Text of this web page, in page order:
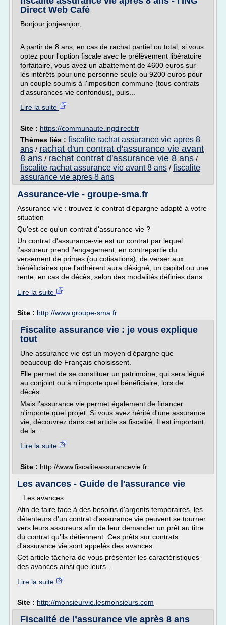
Direct Web Café
Bonjour jonjeanjon,
A partir de 8 ans, en cas de rachat partiel ou total, si vous
optez pour l'option fiscale avec le prélèvement libératoire
forfaitaire, vous avez un abattement de 4600 euros sur
les intérêts pour une personne seule ou 9200 euros pour
un couple soumis à l'imposition commune (tous contrats
d'assurances-vie confondus), puis...
Lire la suite
Site : https://communaute.ingdirect.fr
Thèmes liés : fiscalite rachat assurance vie apres 8
ans / rachat d'un contrat d'assurance vie avant
8 ans / rachat contrat d'assurance vie 8 ans /
fiscalite rachat assurance vie avant 8 ans / fiscalite
assurance vie apres 8 ans
Assurance-vie - groupe-sma.fr
Assurance-vie : trouvez le contrat d'épargne adapté à votre
situation
Qu'est-ce qu'un contrat d'assurance-vie ?
Un contrat d'assurance-vie est un contrat par lequel
l'assureur prend l'engagement, en contrepartie du
versement de primes (ou cotisations), de verser aux
bénéficiaires que l'adhérent aura désigné, un capital ou une
rente, en cas de décès, selon des modalités définies dans...
Lire la suite
Site : http://www.groupe-sma.fr
Fiscalite assurance vie : je vous explique
tout
Une assurance vie est un moyen d'épargne que
beaucoup de Français choisissent.
Elle permet de se constituer un patrimoine, qui sera légué
au conjoint ou à n'importe quel bénéficiaire, lors de
décès.
Mais l'assurance vie permet également de financer
n'importe quel projet. Si vous avez hérité d'une assurance
vie, découvrez dans cet article sa fiscalité. Il est important
de la...
Lire la suite
Site : http://www.fiscaliteassurancevie.fr
Les avances - Guide de l'assurance vie
Les avances
Afin de faire face à des besoins d'argents temporaires, les
détenteurs d'un contrat d'assurance vie peuvent se tourner
vers leurs assureurs afin de leur demander un prêt au titre
du contrat qu'ils détiennent. Ces prêts sur contrats
d'assurance vie sont appelés des avances.
Cet article tâchera de vous présenter les caractéristiques
des avances ainsi que leurs...
Lire la suite
Site : http://monsieurvie.lesmonsieurs.com
Fiscalité de l’assurance vie après 8 ans